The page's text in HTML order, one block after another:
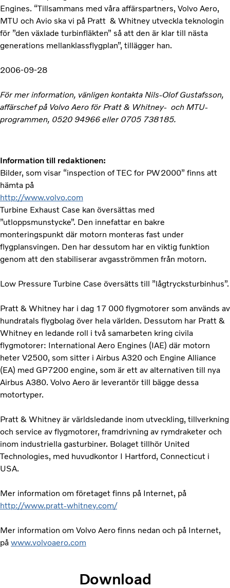
Engines. “Tillsammans med våra affärspartners, Volvo Aero,
MTU och Avio ska vi på Pratt & Whitney utveckla teknologin
för ”den växlade turbinfläkten” så att den är klar till nästa
generations mellanklassflygplan”, tillägger han.
2006-09-28
För mer information, vänligen kontakta Nils-Olof Gustafsson,
affärschef på Volvo Aero för Pratt & Whitney- och MTU-
programmen, 0520 94966 eller 0705 738185.
Information till redaktionen:
Bilder, som visar “inspection of TEC for PW2000” finns att
hämta på
http://www.volvo.com
Turbine Exhaust Case kan översättas med
”utloppsmunstycke”. Den innefattar en bakre
monteringspunkt där motorn monteras fast under
flygplansvingen. Den har dessutom har en viktig funktion
genom att den stabiliserar avgasströmmen från motorn.
Low Pressure Turbine Case översätts till ”lågtrycksturbinhus”.
Pratt & Whitney har i dag 17 000 flygmotorer som används av
hundratals flygbolag över hela världen. Dessutom har Pratt &
Whitney en ledande roll i två samarbeten kring civila
flygmotorer: International Aero Engines (IAE) där motorn
heter V2500, som sitter i Airbus A320 och Engine Alliance
(EA) med GP7200 engine, som är ett av alternativen till nya
Airbus A380. Volvo Aero är leverantör till bägge dessa
motortyper.
Pratt & Whitney är världsledande inom utveckling, tillverkning
och service av flygmotorer, framdrivning av rymdraketer och
inom industriella gasturbiner. Bolaget tillhör United
Technologies, med huvudkontor I Hartford, Connecticut i
USA.
Mer information om företaget finns på Internet, på
http://www.pratt-whitney.com/
Mer information om Volvo Aero finns nedan och på Internet,
på www.volvoaero.com
Download